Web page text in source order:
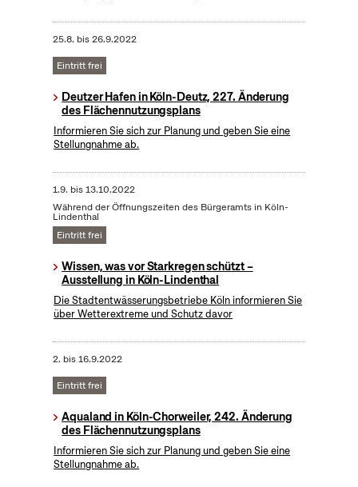
25.8. bis26.9.2022
Eintritt frei
Deutzer Hafen in Köln-Deutz, 227. Änderung
des Flächennutzungsplans
Informieren Sie sich zur Planung und geben Sie eine
Stellungnahme ab.
1.9. bis13.10.2022
Während der Öffnungszeiten des Bürgeramts in Köln-
Lindenthal
Eintritt frei
Wissen, was vor Starkregen schützt –
Ausstellung in Köln-Lindenthal
Die Stadtentwässerungsbetriebe Köln informieren Sie
über Wetterextreme und Schutz davor
2. bis16.9.2022
Eintritt frei
Aqualand in Köln-Chorweiler, 242. Änderung
des Flächennutzungsplans
Informieren Sie sich zur Planung und geben Sie eine
Stellungnahme ab.